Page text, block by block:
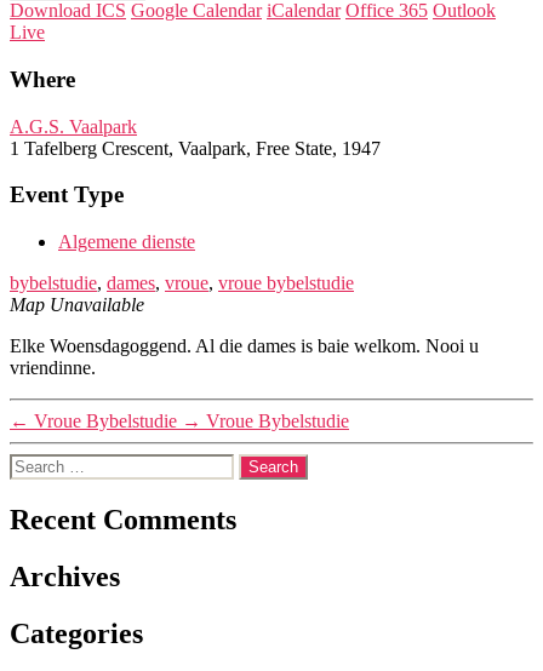
Download ICS Google Calendar iCalendar Office 365 Outlook
Live
Where
A.G.S. Vaalpark
1 Tafelberg Crescent, Vaalpark, Free State, 1947
Event Type
Algemene dienste
bybelstudie, dames, vroue, vroue bybelstudie
Map Unavailable
Elke Woensdagoggend. Al die dames is baie welkom. Nooi u
vriendinne.
← Vroue Bybelstudie → Vroue Bybelstudie
Search
for:
Recent Comments
Archives
Categories